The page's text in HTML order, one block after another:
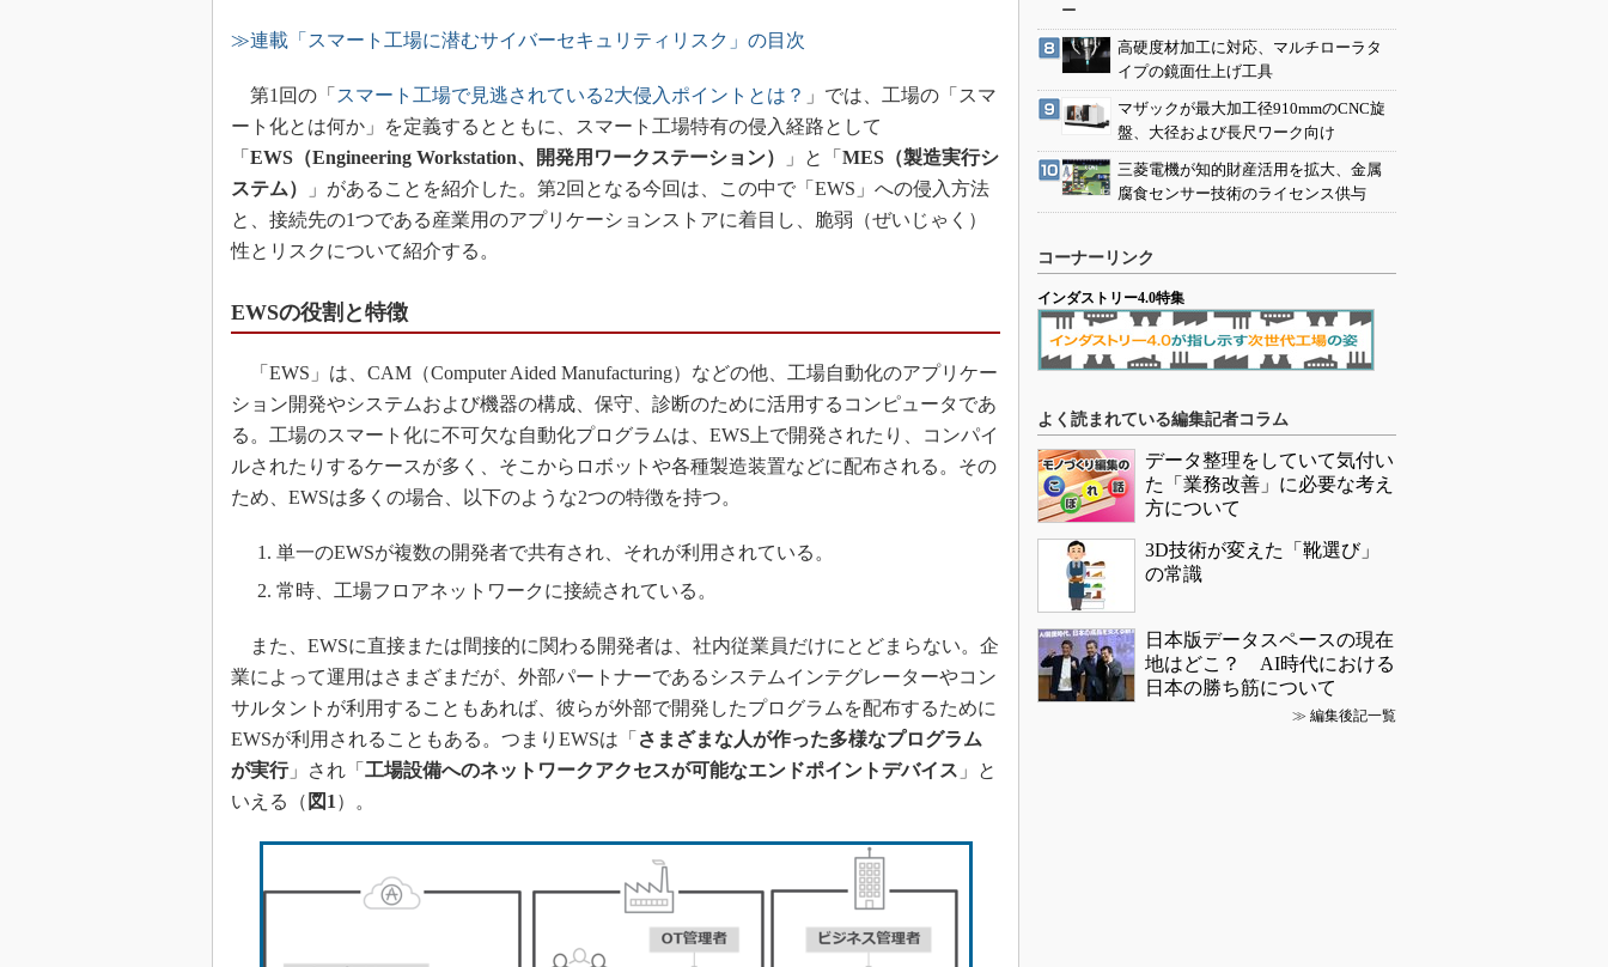
グローバル設計・開発
制御セキュリティ
新型コロナへの対応
≫連載「スマート工場に潜むサイバーセキュリティリスク」の目次
第1回の「 スマート工場で見逃されている2大侵入ポイントとは？ 」では、工場の「スマ
ート化とは何か」を定義するとともに、スマート工場特有の侵入経路として
「 EWS（Engineering Workstation、開発用ワークステーション） 」と「 MES（製造実行シ
ステム）
」があることを紹介した。第2回となる今回は、この中で「EWS」への侵入方法
と、接続先の1つである産業用のアプリケーションストアに着目し、脆弱（ぜいじゃく）
性とリスクについて紹介する。
EWSの役割と特徴
「EWS」は、CAM（Computer Aided Manufacturing）などの他、工場自動化のアプリケー
ション開発やシステムおよび機器の構成、保守、診断のために活用するコンピュータであ
る。工場のスマート化に不可欠な自動化プログラムは、EWS上で開発されたり、コンパイ
ルされたりするケースが多く、そこからロボットや各種製造装置などに配布される。その
ため、EWSは多くの場合、以下のような2つの特徴を持つ。
単一のEWSが複数の開発者で共有され、それが利用されている。
常時、工場フロアネットワークに接続されている。
また、EWSに直接または間接的に関わる開発者は、社内従業員だけにとどまらない。企
業によって運用はさまざまだが、外部パートナーであるシステムインテグレーターやコン
サルタントが利用することもあれば、彼らが外部で開発したプログラムを配布するために
EWSが利用されることもある。つまりEWSは「 さまざまな人が作った多様なプログラム
が実行」され「 工場設備へのネットワークアクセスが可能なエンドポイントデバイス 」と
いえる（ 図1 ）。
ー
高硬度材加工に対応、マルチローラタ
イプの鏡面仕上げ工具
マザックが最大加工径910mmのCNC旋
盤、大径および長尺ワーク向け
三菱電機が知的財産活用を拡大、金属
腐食センサー技術のライセンス供与
コーナーリンク
インダストリー4.0特集
よく読まれている編集記者コラム
データ整理をしていて気付い
た「業務改善」に必要な考え
方について
3D技術が変えた「靴選び」
の常識
日本版データスペースの現在
地はどこ？ AI時代における
日本の勝ち筋について
≫ 編集後記一覧